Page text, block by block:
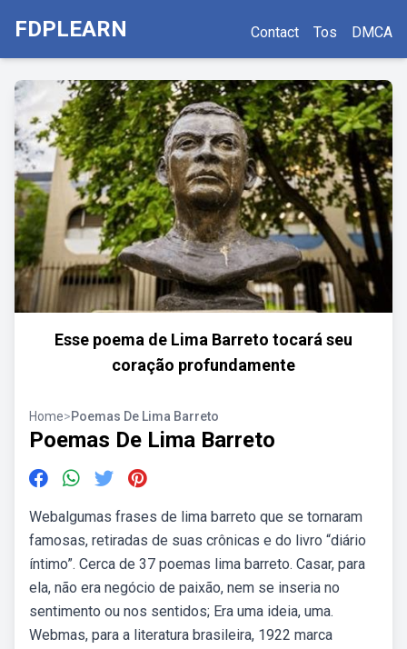
FDPLEARN Contact Tos DMCA
Esse poema de Lima Barreto tocará seu
coração profundamente
Home>Poemas De Lima Barreto
Poemas De Lima Barreto
Webalgumas frases de lima barreto que se tornaram
famosas, retiradas de suas crônicas e do livro “diário
íntimo”. Cerca de 37 poemas lima barreto. Casar, para
ela, não era negócio de paixão, nem se inseria no
sentimento ou nos sentidos; Era uma ideia, uma.
Webmas, para a literatura brasileira, 1922 marca